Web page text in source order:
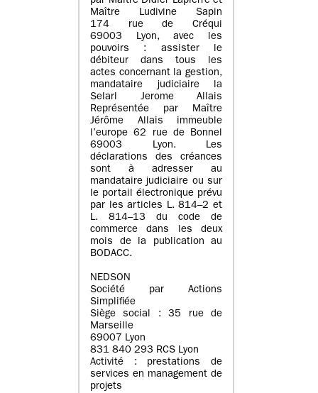
Maître Ludivine Sapin
174 rue de Créqui
69003 Lyon, avec les
pouvoirs : assister le
débiteur dans tous les
actes concernant la gestion,
mandataire judiciaire la
Selarl Jerome Allais
Représentée par Maître
Jérôme Allais immeuble
l’europe 62 rue de Bonnel
69003 Lyon. Les
déclarations des créances
sont à adresser au
mandataire judiciaire ou sur
le portail électronique prévu
par les articles L. 814–2 et
L. 814–13 du code de
commerce dans les deux
mois de la publication au
BODACC.
NEDSON
Société par Actions
Simplifiée
Siège social : 35 rue de
Marseille
69007 Lyon
831 840 293 RCS Lyon
Activité : prestations de
services en management de
projets